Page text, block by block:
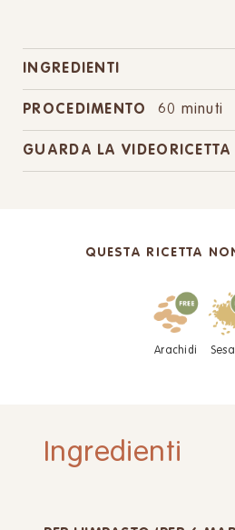
INGREDIENTI
PROCEDIMENTO 60 minuti
GUARDA LA VIDEORICETTA
QUESTA RICETTA
Arachidi
Ingredienti